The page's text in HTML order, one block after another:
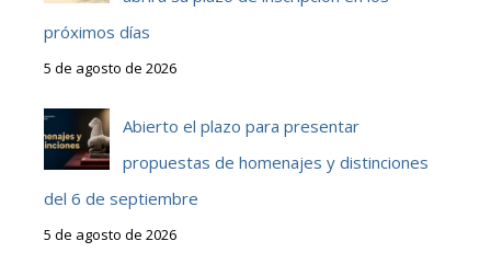
próximos días
5 de agosto de 2026
Abierto el plazo para presentar
propuestas de homenajes y distinciones
del 6 de septiembre
5 de agosto de 2026